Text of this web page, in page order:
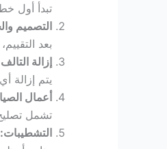
تبدأ أول
التصميم
بعد
إزالة
يتم إزالة
أعمال
تشمل
التشطيبات: